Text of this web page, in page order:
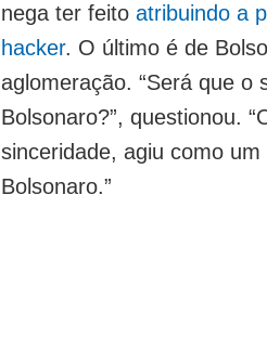
nega ter feito atribuindo a
hacker. O último é de
aglomeração. “Será que o
Bolsonaro?”, questionou.
sinceridade, agiu como
Bolsonaro.”